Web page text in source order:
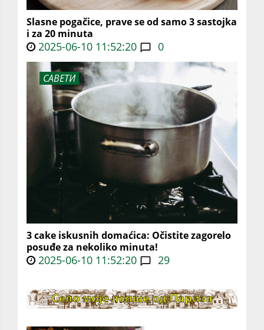
Slasne pogačice, prave se od samo 3 sastojka
i za 20 minuta
2025-06-10 11:52:20 0
САВЕТИ
3 cake iskusnih domaćica: Očistite zagorelo
posuđe za nekoliko minuta!
2025-06-10 11:52:20 29